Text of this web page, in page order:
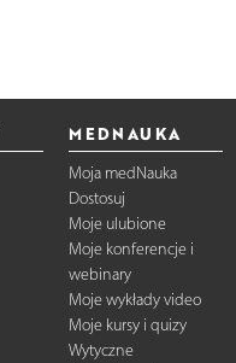
MEDNAUKA
Moja medNauka
Dostosuj
Moje ulubione
Moje konferencje i
webinary
Moje wykłady video
Moje kursy i quizy
Wytyczne